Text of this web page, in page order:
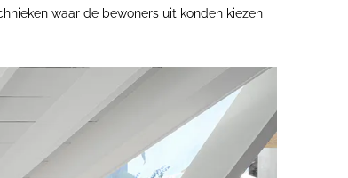
waar de bewoners uit konden kiezen